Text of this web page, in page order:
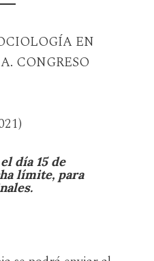
EN
CONGRESO
día 15 de
límite, para